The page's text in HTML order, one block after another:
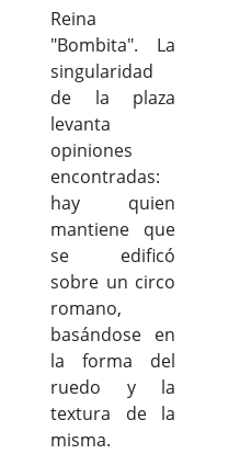
Reina
"Bombita". La
singularidad
de la plaza
levanta
opiniones
encontradas:
hay quien
mantiene que
se edificó
sobre un circo
romano,
basándose en
la forma del
ruedo y la
textura de la
misma.